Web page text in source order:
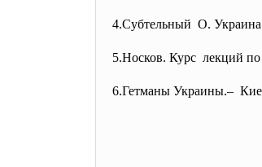
4.Субтельный О.
5.Носков. Курс лекций
6.Гетманы Украины.–